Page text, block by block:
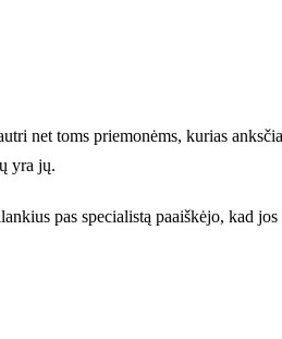
net toms priemonėms, kurias
yra jų.
pas specialistą paaiškėjo, kad